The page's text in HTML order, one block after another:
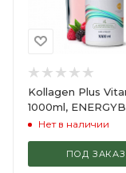
Kollagen Plus
1000ml,
Нет в наличии
ПОД ЗАКАЗ